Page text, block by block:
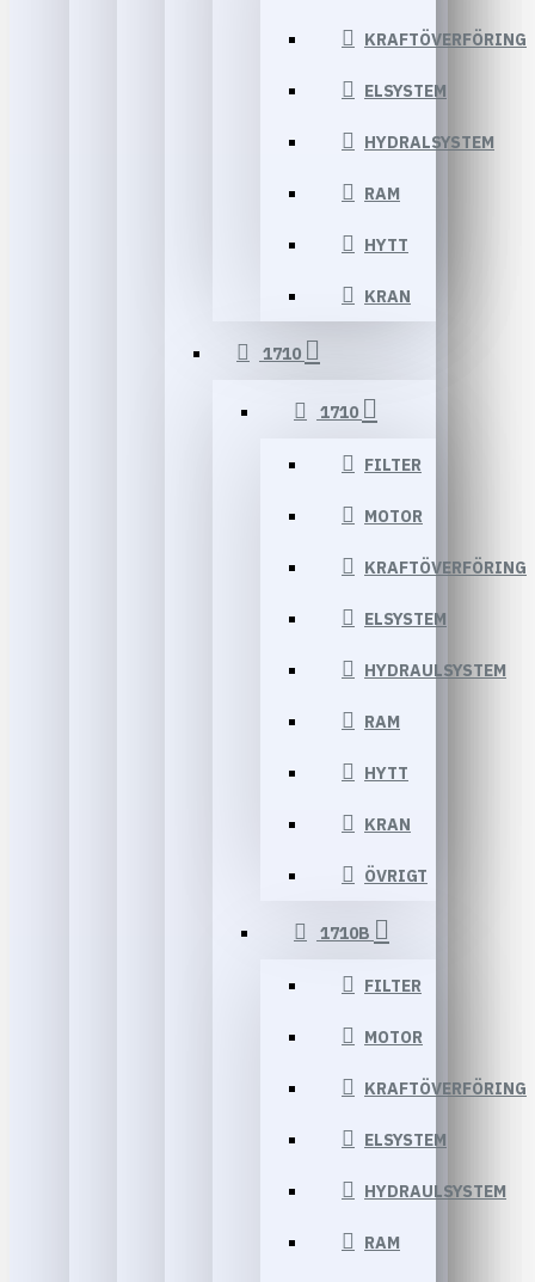
KRAFTÖVERFÖRING
ELSYSTEM
HYDRALSYSTEM
RAM
HYTT
KRAN
1710
1710
FILTER
MOTOR
KRAFTÖVERFÖRING
ELSYSTEM
HYDRAULSYSTEM
RAM
HYTT
KRAN
ÖVRIGT
1710B
FILTER
MOTOR
KRAFTÖVERFÖRING
ELSYSTEM
HYDRAULSYSTEM
RAM